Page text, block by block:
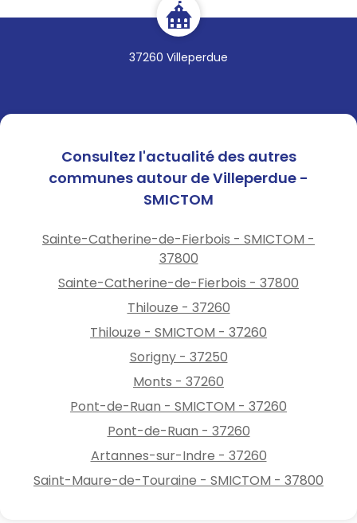
37260 Villeperdue
Consultez l'actualité des autres
communes autour de Villeperdue -
SMICTOM
Sainte-Catherine-de-Fierbois - SMICTOM -
37800
Sainte-Catherine-de-Fierbois - 37800
Thilouze - 37260
Thilouze - SMICTOM - 37260
Sorigny - 37250
Monts - 37260
Pont-de-Ruan - SMICTOM - 37260
Pont-de-Ruan - 37260
Artannes-sur-Indre - 37260
Saint-Maure-de-Touraine - SMICTOM - 37800